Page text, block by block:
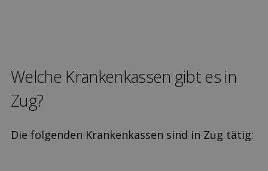
Welche Kranken­kassen gibt es in
Zug?
Die folgenden Krankenkassen sind in Zug tätig: